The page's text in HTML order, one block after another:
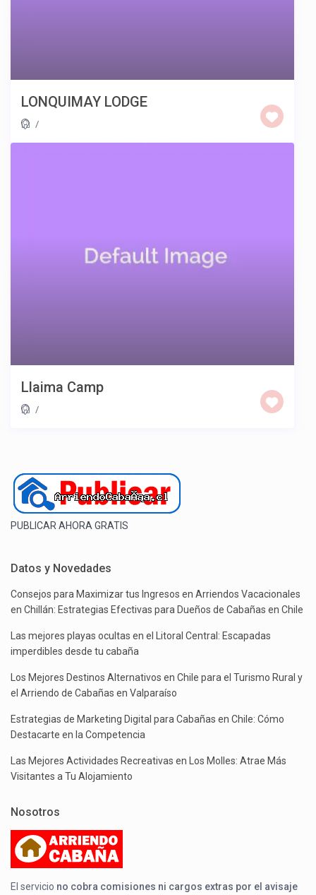
LONQUIMAY LODGE
/
Llaima Camp
/
PUBLICAR AHORA GRATIS
Datos y Novedades
Consejos para Maximizar tus Ingresos en Arriendos Vacacionales
en Chillán: Estrategias Efectivas para Dueños de Cabañas en Chile
Las mejores playas ocultas en el Litoral Central: Escapadas
imperdibles desde tu cabaña
Los Mejores Destinos Alternativos en Chile para el Turismo Rural y
el Arriendo de Cabañas en Valparaíso
Estrategias de Marketing Digital para Cabañas en Chile: Cómo
Destacarte en la Competencia
Las Mejores Actividades Recreativas en Los Molles: Atrae Más
Visitantes a Tu Alojamiento
Nosotros
El servicio no cobra comisiones ni cargos extras por el avisaje